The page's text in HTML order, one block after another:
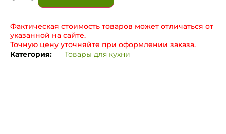
Фактическая стоимость товаров может отличаться от
указанной на сайте.
Точную цену уточняйте при оформлении заказа.
Категория:
Товары для кухни